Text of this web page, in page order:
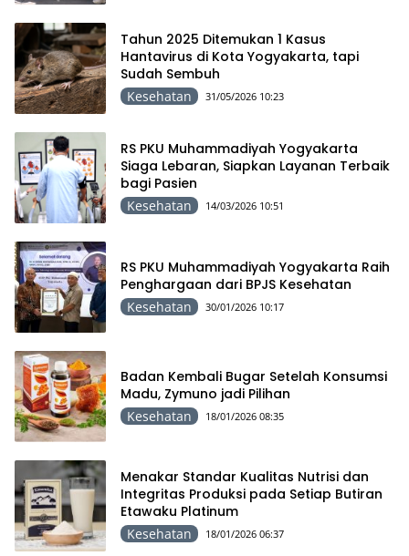
Tahun 2025 Ditemukan 1 Kasus
Hantavirus di Kota Yogyakarta, tapi
Sudah Sembuh
Kesehatan 31/05/2026 10:23
RS PKU Muhammadiyah Yogyakarta
Siaga Lebaran, Siapkan Layanan Terbaik
bagi Pasien
Kesehatan 14/03/2026 10:51
RS PKU Muhammadiyah Yogyakarta Raih
Penghargaan dari BPJS Kesehatan
Kesehatan 30/01/2026 10:17
Badan Kembali Bugar Setelah Konsumsi
Madu, Zymuno jadi Pilihan
Kesehatan 18/01/2026 08:35
Menakar Standar Kualitas Nutrisi dan
Integritas Produksi pada Setiap Butiran
Etawaku Platinum
Kesehatan 18/01/2026 06:37